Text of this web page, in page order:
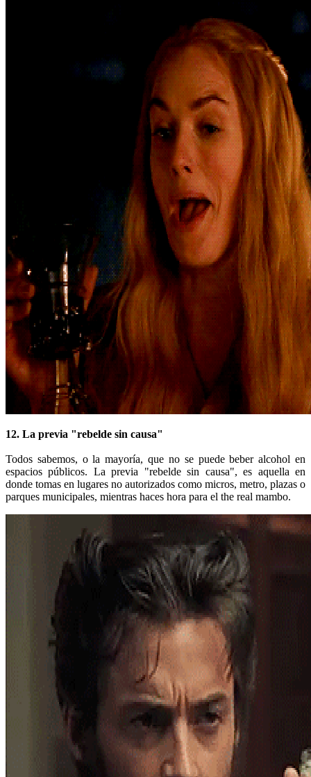
12. La previa "rebelde sin causa"
Todos sabemos, o la mayoría, que no se puede beber alcohol en
espacios públicos. La previa "rebelde sin causa", es aquella en
donde tomas en lugares no autorizados como micros, metro, plazas o
parques municipales, mientras haces hora para el the real mambo.